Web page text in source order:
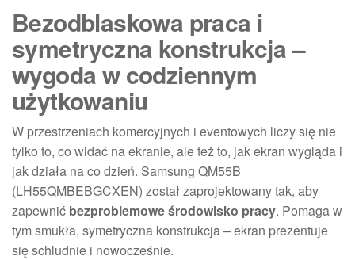
Bezodblaskowa praca i
symetryczna konstrukcja –
wygoda w codziennym
użytkowaniu
W przestrzeniach komercyjnych i eventowych liczy się nie
tylko to, co widać na ekranie, ale też to, jak ekran wygląda i
jak działa na co dzień. Samsung QM55B
(LH55QMBEBGCXEN) został zaprojektowany tak, aby
zapewnić bezproblemowe środowisko pracy. Pomaga w
tym smukła, symetryczna konstrukcja – ekran prezentuje
się schludnie i nowocześnie.